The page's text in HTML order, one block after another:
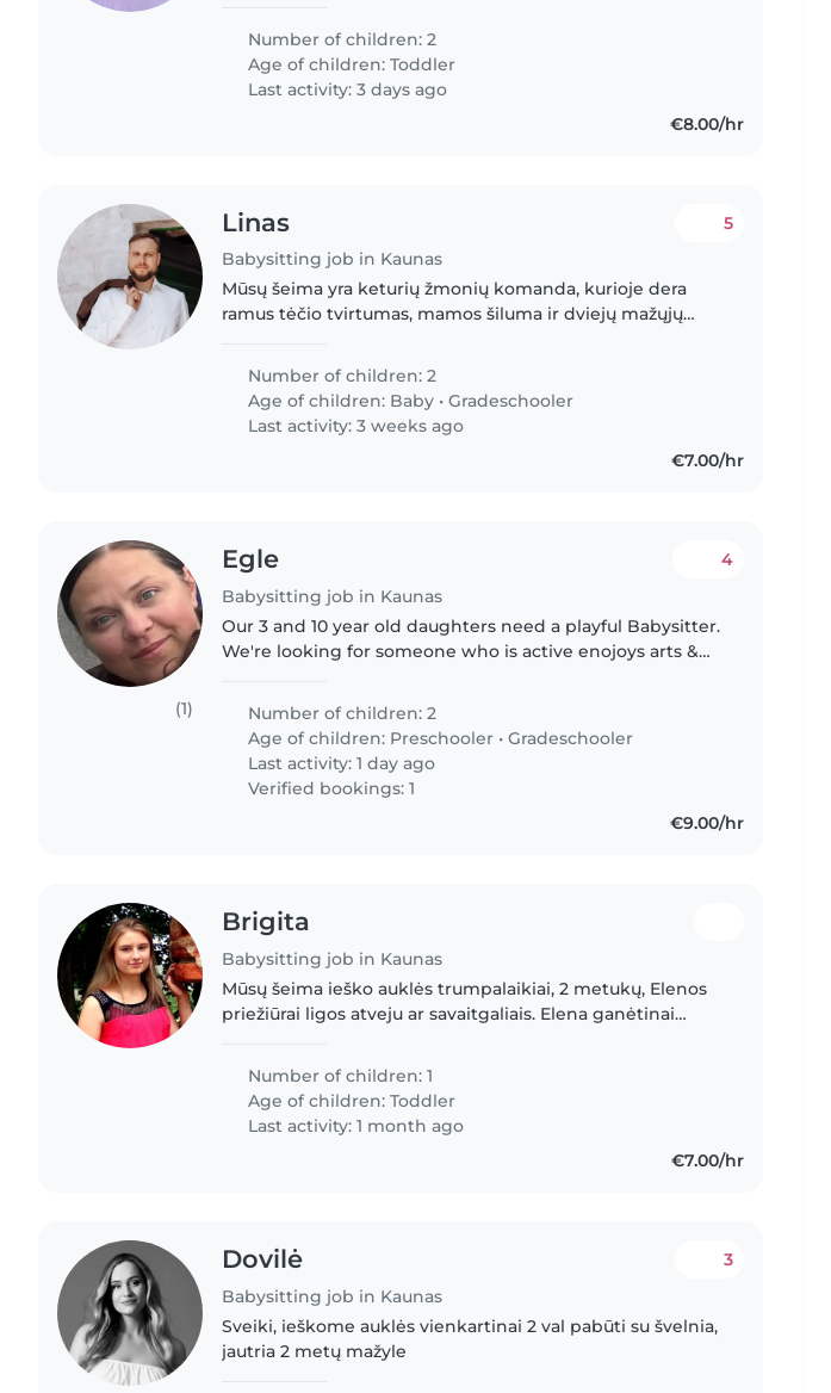
Number of children: 2
Age of children:Toddler
Last activity: 3 days ago
€8.00/hr
Linas
Babysitting job in Kaunas
5
Mūsų šeima yra keturių žmonių komanda, kurioje dera
ramus tėčio tvirtumas, mamos šiluma ir dviejų mažųjų
ieškoti aiškių..
Number of children: 2
Age of children: Baby •Gradeschooler
Last activity: 3 weeks ago
€7.00/hr
(1)
Egle
Babysitting job in Kaunas
4
Our 3 and 10 year old daughters need a playful Babysitter.
We're looking for someone who is active enojoys arts &
engaged
Number of children: 2
Age of children: Preschooler •Gradeschooler
Last activity: 1 day ago
Verified bookings: 1
€9.00/hr
Brigita
Babysitting job in Kaunas
Mūsų šeima ieško auklės trumpalaikiai, 2 metukų, Elenos
priežiūrai ligos atveju ar savaitgaliais. Elena ganėtinai
jautresnio..
Number of children: 1
Age of children:Toddler
Last activity: 1 month ago
€7.00/hr
Dovilė
Babysitting job in Kaunas
3
Sveiki, ieškome auklės vienkartinai 2 val pabūti su švelnia,
jautria 2 metų mažyle